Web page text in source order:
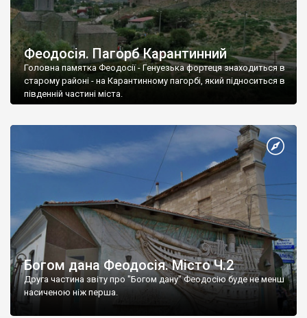
Феодосія. Пагорб Карантинний
Головна памятка Феодосії - Генуезька фортеця знаходиться в
старому районі - на Карантинному пагорбі, який підноситься в
південній частині міста.
Богом дана Феодосія. Місто Ч.2
Друга частина звіту про "Богом дану" Феодосію буде не менш
насиченою ніж перша.